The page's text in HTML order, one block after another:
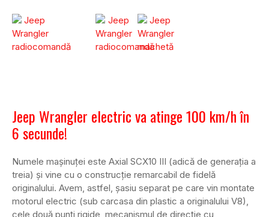
Jeep Wrangler electric va atinge 100 km/h în
6 secunde!
Numele mașinuței este Axial SCX10 III (adică de generația a
treia) și vine cu o construcție remarcabil de fidelă
originalului. Avem, astfel, șasiu separat pe care vin montate
motorul electric (sub carcasa din plastic a originalului V8),
cele două punți rigide, mecanismul de direcție cu